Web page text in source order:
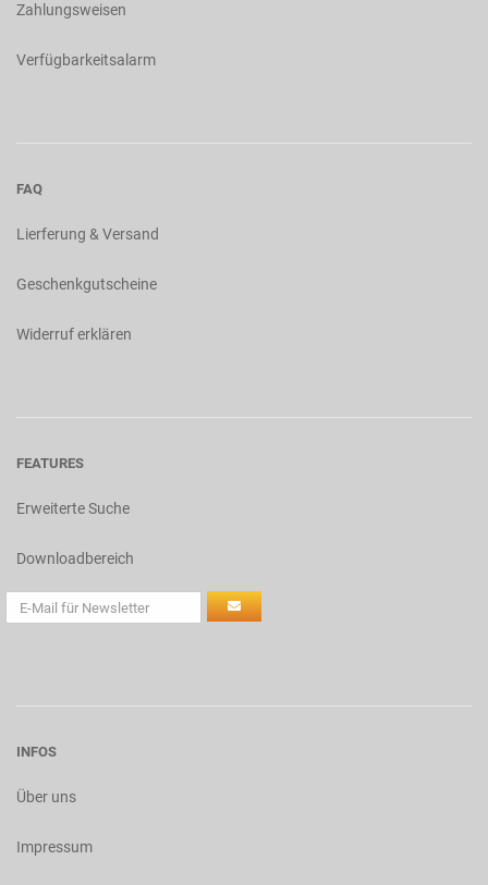
Zahlungsweisen
Verfügbarkeitsalarm
FAQ
Lierferung & Versand
Geschenkgutscheine
Widerruf erklären
FEATURES
Erweiterte Suche
Downloadbereich
INFOS
Über uns
Impressum